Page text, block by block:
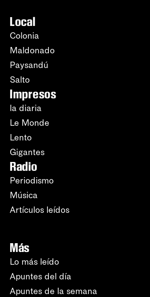
Local
Colonia
Maldonado
Paysandú
Salto
Impresos
la diaria
Le Monde
Lento
Gigantes
Radio
Periodismo
Música
Artículos leídos
Más
Lo más leído
Apuntes del día
Apuntes de la semana